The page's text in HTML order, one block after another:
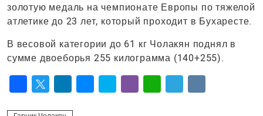
золотую медаль на чемпионате Европы по тяжелой
атлетике до 23 лет, который проходит в Бухаресте.
В весовой категории до 61 кг Чолакян поднял в
сумме двоеборья 255 килограмма (140+255).